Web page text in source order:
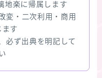
地楽に帰属します
変・二次利用・商用
ます
必ず出典を明記して